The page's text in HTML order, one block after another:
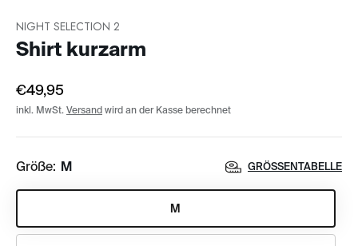
NIGHT SELECTION 2
Shirt kurzarm
€49,95
inkl. MwSt. Versand wird an der Kasse berechnet
Größe: M GRÖSSENTABELLE
M